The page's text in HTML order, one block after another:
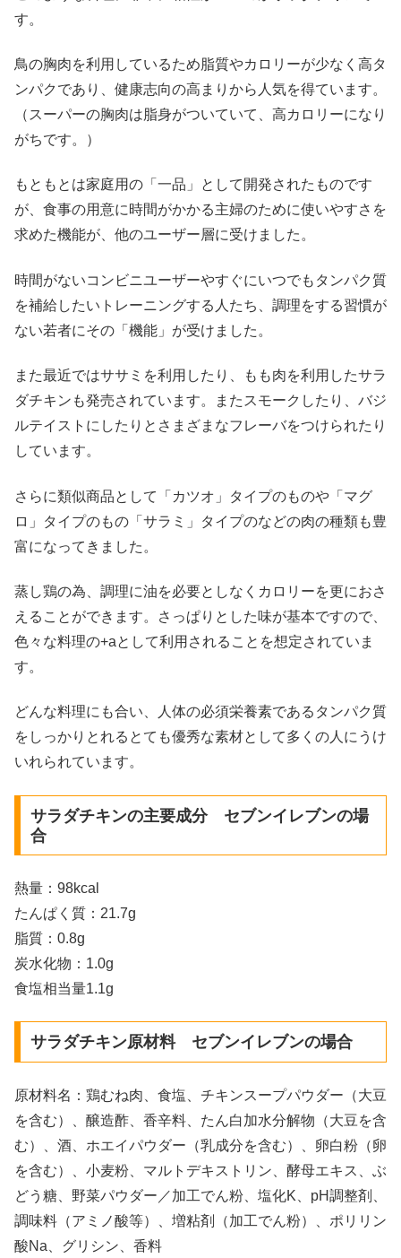
す。
鳥の胸肉を利用しているため脂質やカロリーが少なく高タ
ンパクであり、健康志向の高まりから人気を得ています。
（スーパーの胸肉は脂身がついていて、高カロリーになり
がちです。）
もともとは家庭用の「一品」として開発されたものです
が、食事の用意に時間がかかる主婦のために使いやすさを
求めた機能が、他のユーザー層に受けました。
時間がないコンビニユーザーやすぐにいつでもタンパク質
を補給したいトレーニングする人たち、調理をする習慣が
ない若者にその「機能」が受けました。
また最近ではササミを利用したり、もも肉を利用したサラ
ダチキンも発売されています。またスモークしたり、バジ
ルテイストにしたりとさまざまなフレーバをつけられたり
しています。
さらに類似商品として「カツオ」タイプのものや「マグ
ロ」タイプのもの「サラミ」タイプのなどの肉の種類も豊
富になってきました。
蒸し鶏の為、調理に油を必要としなくカロリーを更におさ
えることができます。さっぱりとした味が基本ですので、
色々な料理の+aとして利用されることを想定されていま
す。
どんな料理にも合い、人体の必須栄養素であるタンパク質
をしっかりとれるとても優秀な素材として多くの人にうけ
いれられています。
サラダチキンの主要成分 セブンイレブンの場
合
熱量：98kcal
たんぱく質：21.7g
脂質：0.8g
炭水化物：1.0g
食塩相当量1.1g
サラダチキン原材料 セブンイレブンの場合
原材料名：鶏むね肉、食塩、チキンスープパウダー（大豆
を含む）、醸造酢、香辛料、たん白加水分解物（大豆を含
む）、酒、ホエイパウダー（乳成分を含む）、卵白粉（卵
を含む）、小麦粉、マルトデキストリン、酵母エキス、ぶ
どう糖、野菜パウダー／加工でん粉、塩化K、pH調整剤、
調味料（アミノ酸等）、増粘剤（加工でん粉）、ポリリン
酸Na、グリシン、香料